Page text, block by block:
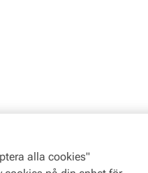
alla cookies"